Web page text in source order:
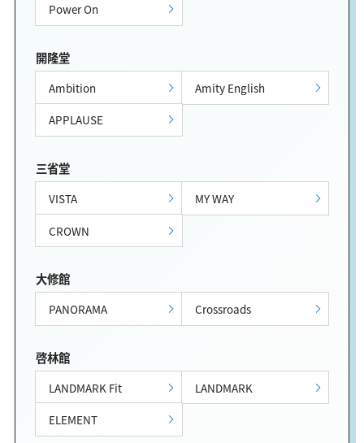
Power On
開隆堂
Ambition
Amity English
APPLAUSE
三省堂
VISTA
MY WAY
CROWN
大修館
PANORAMA Crossroads
啓林館
LANDMARK Fit
LANDMARK
ELEMENT